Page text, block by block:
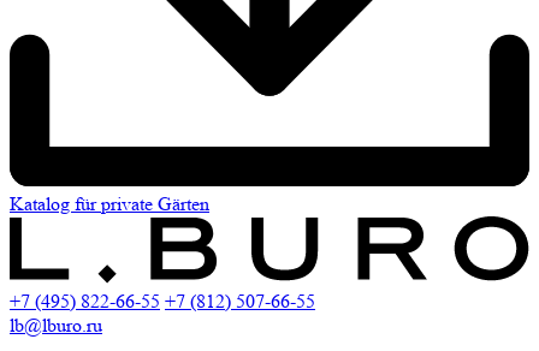
Katalog für private Gärten
+7 (495) 822-66-55 +7 (812) 507-66-55
lb@lburo.ru